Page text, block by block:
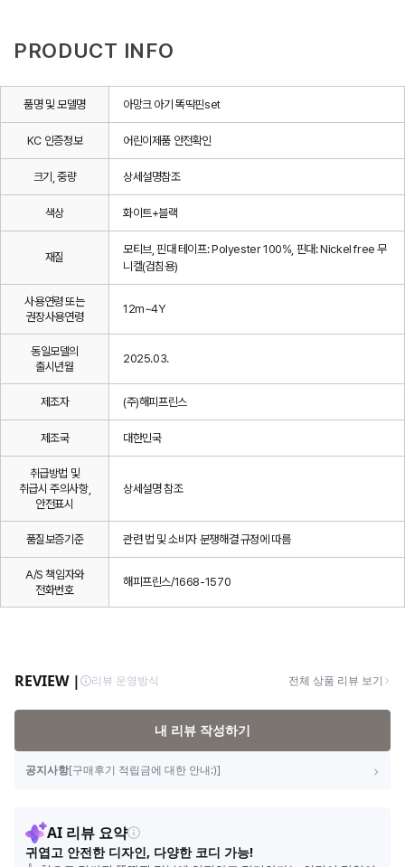
PRODUCT INFO
품명 및 모델명 아망크 아기 똑딱핀set
KC 인증정보 어린이제품 안전확인
크기, 중량 상세설명참조
색상 화이트+블랙
재질
모티브, 핀대 테이프: Polyester 100%, 핀대: Nickel free 무
니켈(검침용)
사용연령 또는
권장사용연령
12m~4Y
동일모델의
출시년월
2025.03.
제조자 (주)해피프린스
제조국 대한민국
취급방법 및
취급시 주의사항,
안전표시
상세설명 참조
품질보증기준 관련 법 및 소비자 분쟁해결 규정에 따름
A/S 책임자와
전화번호
해피프린스/1668-1570